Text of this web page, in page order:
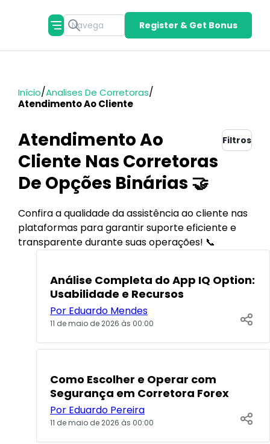
Register & Get Bonus
Início/Analises De Corretoras/
Atendimento Ao Cliente
Atendimento Ao
Cliente Nas Corretoras
De Opções Binárias 🤝
Filtros
Confira a qualidade da assistência ao cliente nas
plataformas para garantir suporte eficiente e
transparente durante suas operações! 📞
POPULARES
Análise Completa do App IQ Option:
Usabilidade e Recursos
Por Eduardo Mendes
11 de maio de 2026 às 00:00
POPULARES
Como Escolher e Operar com
Segurança em Corretora Forex
Por Eduardo Pereira
11 de maio de 2026 às 00:00